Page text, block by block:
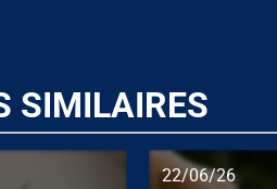
SIMILAIRES
22/06/26